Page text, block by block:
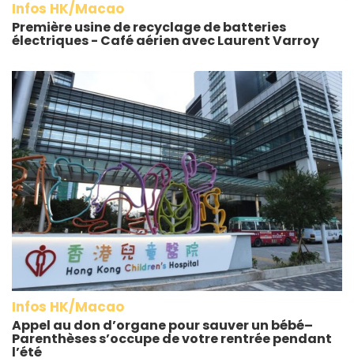
Infos HK/Macao
Première usine de recyclage de batteries
électriques - Café aérien avec Laurent Varroy
Infos HK/Macao
Appel au don d’organe pour sauver un bébé–
Parenthèses s’occupe de votre rentrée pendant
l’été